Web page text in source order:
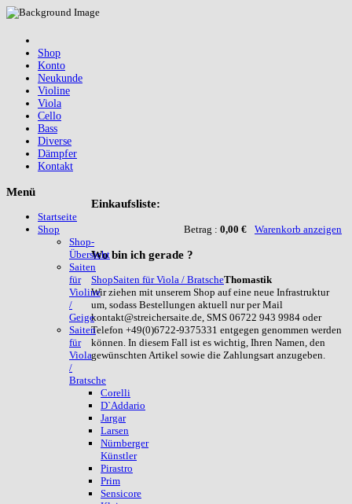
Shop
Konto
Neukunde
Violine
Viola
Cello
Bass
Diverse
Dämpfer
Kontakt
Einkaufsliste:
Betrag : 0,00 € Warenkorb anzeigen
Wobin ich gerade ?
ShopSaiten für Viola / BratscheThomastik
Wir ziehen mit unserem Shop auf eine neue Infrastruktur
um, sodass Bestellungen aktuell nur per Mail
kontakt@streichersaite.de, SMS 06722 943 9984 oder
Telefon +49(0)6722-9375331 entgegen genommen werden
können. In diesem Fall ist es wichtig, Ihren Namen, den
gewünschten Artikel sowie die Zahlungsart anzugeben.
Menü
Startseite
Shop
Shop-
Übersicht
Saiten
für
Violine
/
Geige
Saiten
für
Viola
/
Bratsche
Corelli
D`Addario
Jargar
Larsen
Nürnberger
Künstler
Pirastro
Prim
Sensicore